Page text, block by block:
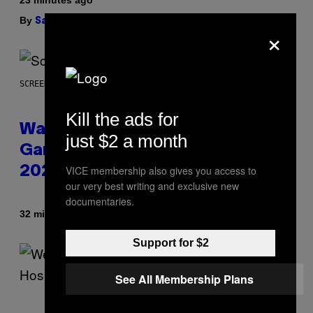
By Sam Watanuki
SCREENSHOT: TRAILMARK GAMES
Warrior Cats Game Reveals
Gameplay Footage and Confirms
2026 Release Window
32 minutes ago
×
Kill the ads for
just $2 a month
VICE membership also gives you access to
our very best writing and exclusive new
documentaries.
Support for $2
See All Membership Plans